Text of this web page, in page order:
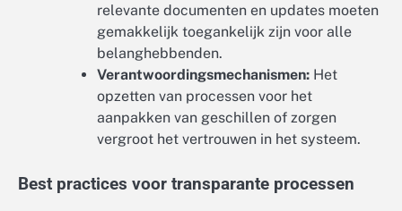
relevante documenten en updates moeten
gemakkelijk toegankelijk zijn voor alle
belanghebbenden.
Verantwoordingsmechanismen: Het
opzetten van processen voor het
aanpakken van geschillen of zorgen
vergroot het vertrouwen in het systeem.
Best practices voor transparante processen